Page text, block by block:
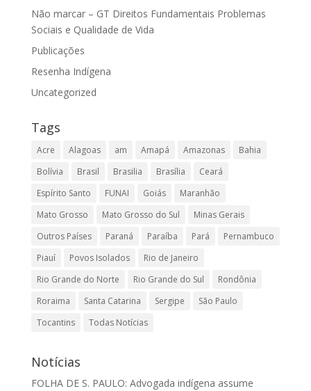
Não marcar – GT Direitos Fundamentais Problemas
Sociais e Qualidade de Vida
Publicações
Resenha Indígena
Uncategorized
Tags
Acre Alagoas am Amapá Amazonas
Bahia
Bolívia
Brasil Brasilia Brasília
Ceará
Espírito Santo
FUNAI Goiás
Maranhão
Mato Grosso
Mato Grosso do Sul
Minas Gerais
Outros Países
Paraná Paraíba Pará
Pernambuco
Piauí
Povos Isolados
Rio de Janeiro
Rio Grande do Norte
Rio Grande do Sul
Rondônia
Roraima
Santa Catarina Sergipe
São Paulo
Tocantins
Todas Notícias
Notícias
FOLHA DE S. PAULO: Advogada indígena assume